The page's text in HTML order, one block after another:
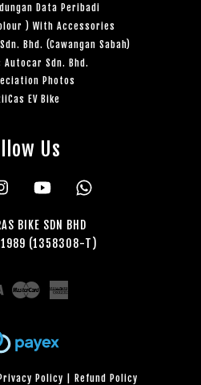
Data Peribadi
) With Accessories
Bhd. (Cawangan Sabah)
Sdn. Bhd.
Photos
EV Bike
Us
Instagram YouTube
BIKE SDN BHD
(1358308-T)
Visa Master
Privacy Policy Refund Policy